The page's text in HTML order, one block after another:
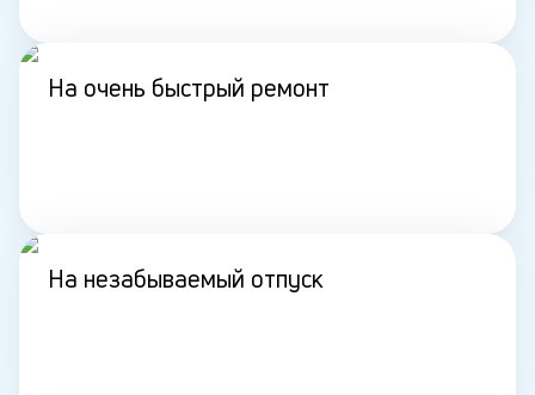
На очень быстрый ремонт
На незабываемый отпуск